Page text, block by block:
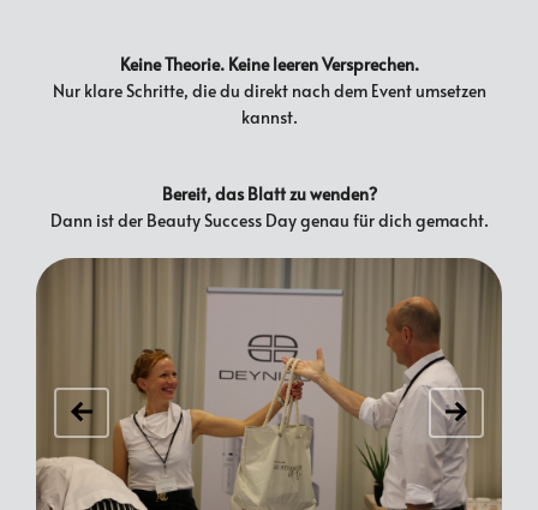
Keine Theorie. Keine leeren Versprechen.
Nur klare Schritte, die du direkt nach dem Event umsetzen
kannst.
Bereit, das Blatt zu wenden?
Dann ist der Beauty Success Day genau für dich gemacht.